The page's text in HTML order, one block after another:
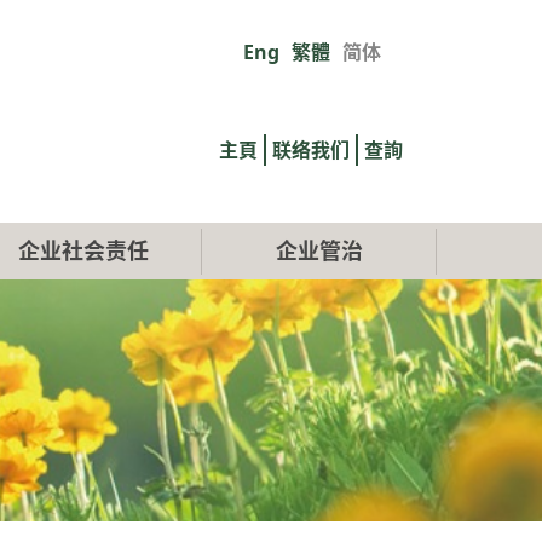
Eng 繁體 简体
links
主頁 联络我们 查詢
企业社会责任 企业管治